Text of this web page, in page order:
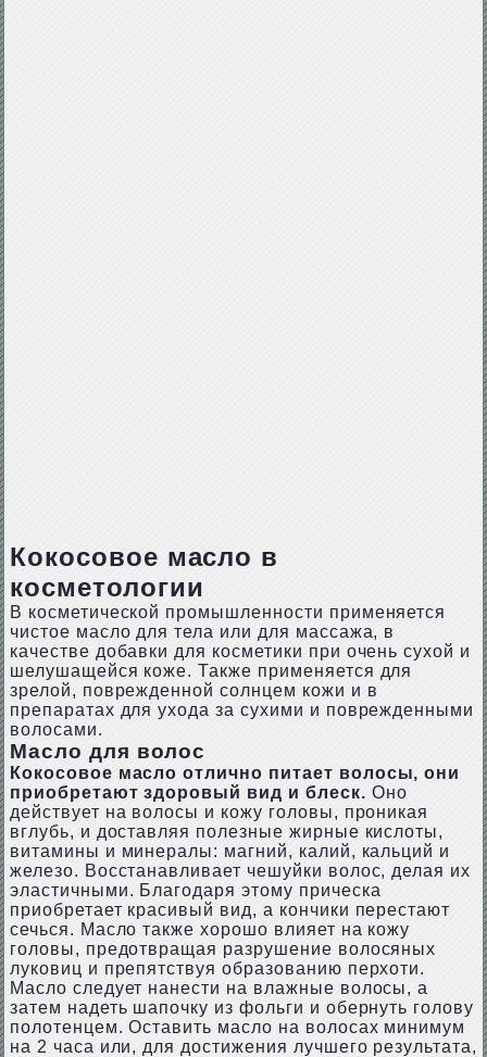
Кокосовое масло в
косметологии
В косметической промышленности применяется
чистое масло для тела или для массажа, в
качестве добавки для косметики при очень сухой и
шелушащейся коже. Также применяется для
зрелой, поврежденной солнцем кожи и в
препаратах для ухода за сухими и поврежденными
волосами.
Масло для волос
Кокосовое масло отлично питает волосы, они
приобретают здоровый вид и блеск. Оно
действует на волосы и кожу головы, проникая
вглубь, и доставляя полезные жирные кислоты,
витамины и минералы: магний, калий, кальций и
железо. Восстанавливает чешуйки волос, делая их
эластичными. Благодаря этому прическа
приобретает красивый вид, а кончики перестают
сечься. Масло также хорошо влияет на кожу
головы, предотвращая разрушение волосяных
луковиц и препятствуя образованию перхоти.
Масло следует нанести на влажные волосы, а
затем надеть шапочку из фольги и обернуть голову
полотенцем. Оставить масло на волосах минимум
на 2 часа или, для достижения лучшего результата,